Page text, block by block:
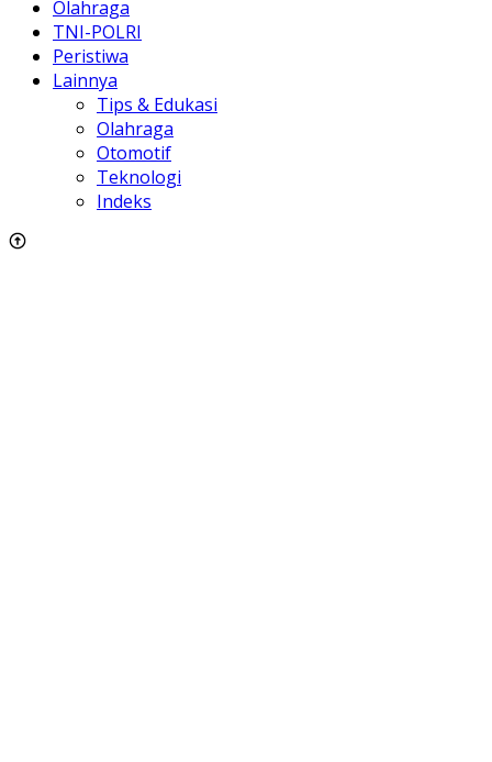
Olahraga
TNI-POLRI
Peristiwa
Lainnya
Tips & Edukasi
Olahraga
Otomotif
Teknologi
Indeks